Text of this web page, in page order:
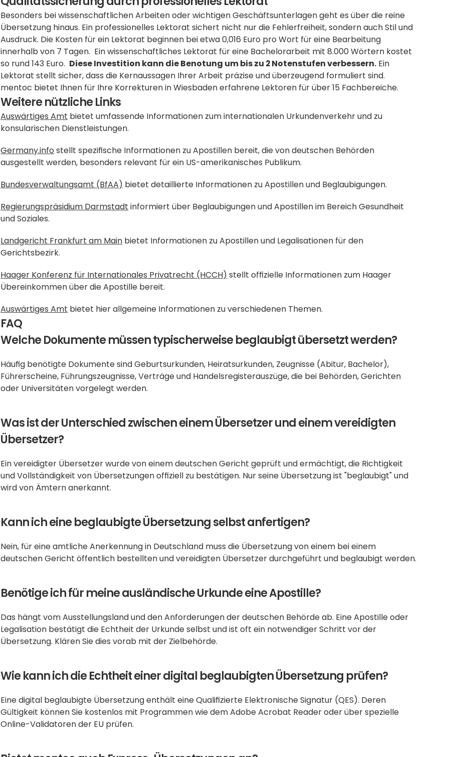
Besonders bei wissenschaftlichen Arbeiten oder wichtigen Geschäftsunterlagen geht es über die reine
Übersetzung hinaus. Ein professionelles Lektorat sichert nicht nur die Fehlerfreiheit, sondern auch Stil und
Ausdruck. Die Kosten für ein Lektorat beginnen bei etwa 0,016 Euro pro Wort für eine Bearbeitung
innerhalb von 7 Tagen.  Ein wissenschaftliches Lektorat für eine Bachelorarbeit mit 8.000 Wörtern kostet
so rund 143 Euro. Diese Investition kann die Benotung um bis zu 2 Notenstufen verbessern. Ein
Lektorat stellt sicher, dass die Kernaussagen Ihrer Arbeit präzise und überzeugend formuliert sind.
mentoc bietet Ihnen für Ihre Korrekturen in Wiesbaden erfahrene Lektoren für über 15 Fachbereiche.
Weitere nützliche Links
Auswärtiges Amt bietet umfassende Informationen zum internationalen Urkundenverkehr und zu
konsularischen Dienstleistungen.
Germany.info stellt spezifische Informationen zu Apostillen bereit, die von deutschen Behörden
ausgestellt werden, besonders relevant für ein US-amerikanisches Publikum.
Bundesverwaltungsamt (BfAA) bietet detaillierte Informationen zu Apostillen und Beglaubigungen.
Regierungspräsidium Darmstadt informiert über Beglaubigungen und Apostillen im Bereich Gesundheit
und Soziales.
Landgericht Frankfurt am Main bietet Informationen zu Apostillen und Legalisationen für den
Gerichtsbezirk.
Haager Konferenz für Internationales Privatrecht (HCCH) stellt offizielle Informationen zum Haager
Übereinkommen über die Apostille bereit.
Auswärtiges Amt bietet hier allgemeine Informationen zu verschiedenen Themen.
FAQ
Welche Dokumente müssen typischerweise beglaubigt übersetzt werden?
Häufig benötigte Dokumente sind Geburtsurkunden, Heiratsurkunden, Zeugnisse (Abitur, Bachelor),
Führerscheine, Führungszeugnisse, Verträge und Handelsregisterauszüge, die bei Behörden, Gerichten
oder Universitäten vorgelegt werden.
Was ist der Unterschied zwischen einem Übersetzer und einem vereidigten
Übersetzer?
Ein vereidigter Übersetzer wurde von einem deutschen Gericht geprüft und ermächtigt, die Richtigkeit
und Vollständigkeit von Übersetzungen offiziell zu bestätigen. Nur seine Übersetzung ist "beglaubigt" und
wird von Ämtern anerkannt.
Kann ich eine beglaubigte Übersetzung selbst anfertigen?
Nein, für eine amtliche Anerkennung in Deutschland muss die Übersetzung von einem bei einem
deutschen Gericht öffentlich bestellten und vereidigten Übersetzer durchgeführt und beglaubigt werden.
Benötige ich für meine ausländische Urkunde eine Apostille?
Das hängt vom Ausstellungsland und den Anforderungen der deutschen Behörde ab. Eine Apostille oder
Legalisation bestätigt die Echtheit der Urkunde selbst und ist oft ein notwendiger Schritt vor der
Übersetzung. Klären Sie dies vorab mit der Zielbehörde.
Wie kann ich die Echtheit einer digital beglaubigten Übersetzung prüfen?
Eine digital beglaubigte Übersetzung enthält eine Qualifizierte Elektronische Signatur (QES). Deren
Gültigkeit können Sie kostenlos mit Programmen wie dem Adobe Acrobat Reader oder über spezielle
Online-Validatoren der EU prüfen.